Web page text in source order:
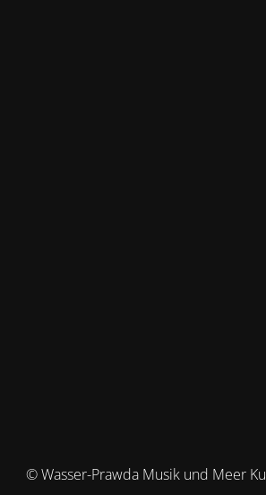
© Wasser-Prawda Musik und Meer